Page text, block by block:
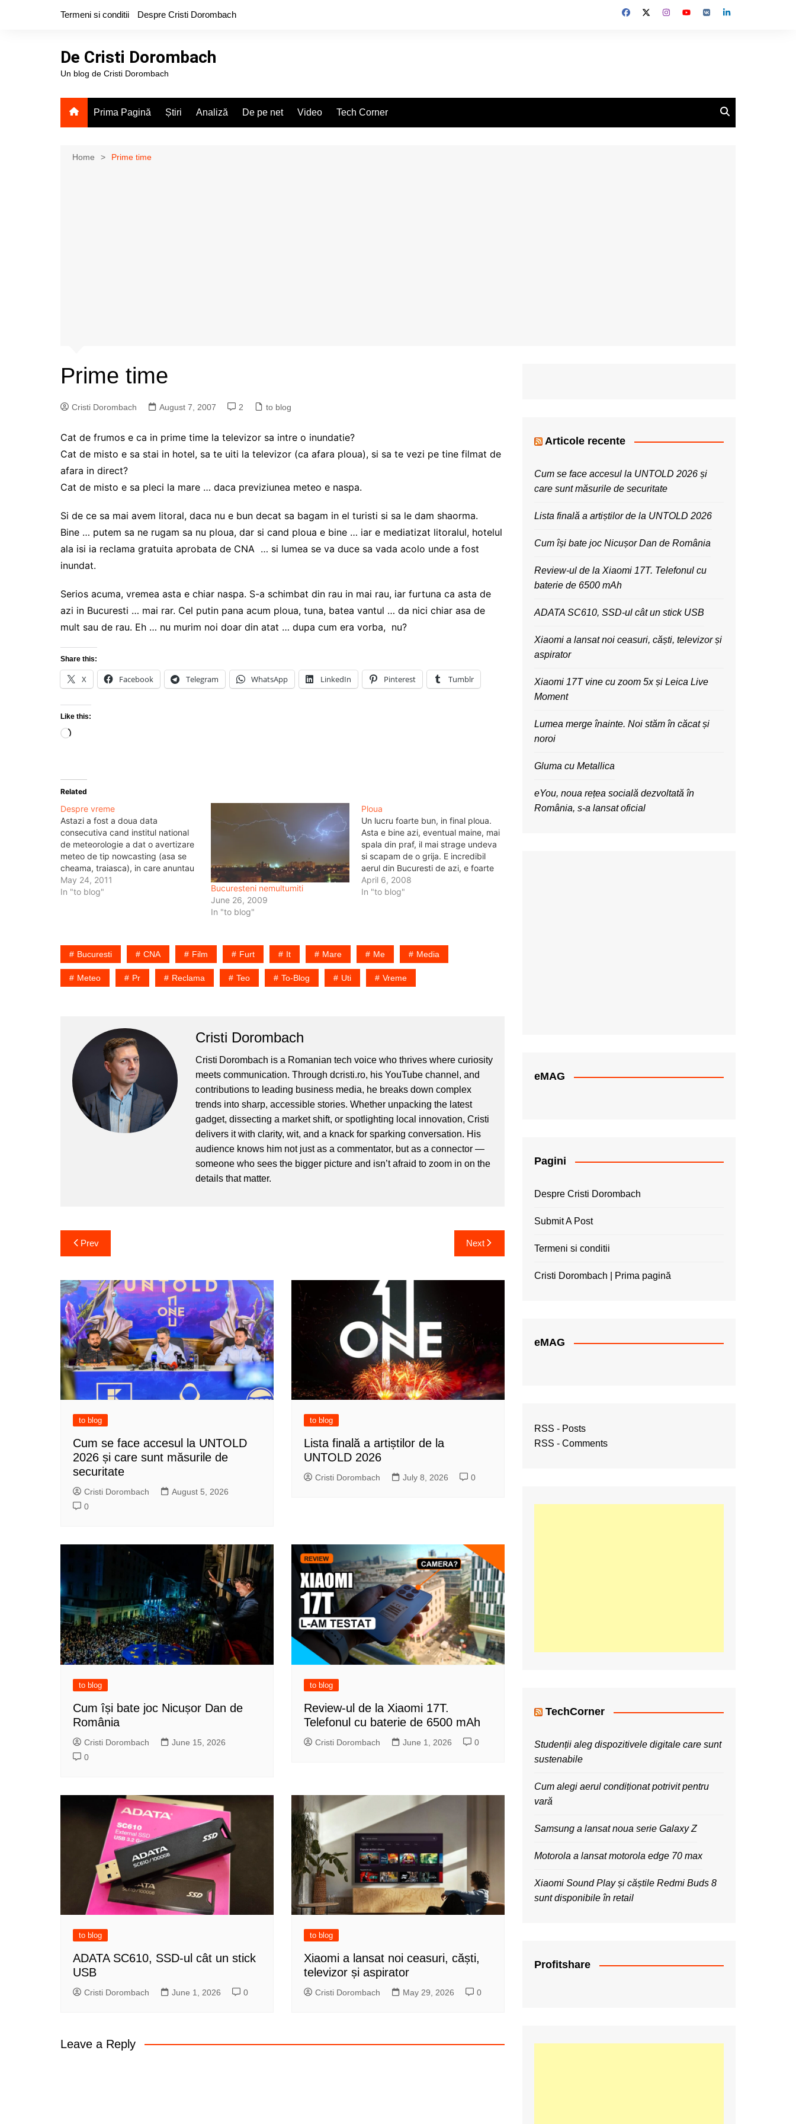
Termeni si conditii Despre Cristi Dorombach
De Cristi Dorombach
Un blog de Cristi Dorombach
Prima Pagină Știri Analiză De pe net Video Tech Corner
Home Prime time
Prime time
Cristi Dorombach August 7, 2007 2 to blog
Cat de frumos e ca in prime time la televizor sa intre o inundatie?
Cat de misto e sa stai in hotel, sa te uiti la televizor (ca afara ploua), si sa te vezi pe tine filmat de
afara in direct?
Cat de misto e sa pleci la mare … daca previziunea meteo e naspa.
Si de ce sa mai avem litoral, daca nu e bun decat sa bagam in el turisti si sa le dam shaorma.
Bine … putem sa ne rugam sa nu ploua, dar si cand ploua e bine … iar e mediatizat litoralul, hotelul
ala isi ia reclama gratuita aprobata de CNA … si lumea se va duce sa vada acolo unde a fost
inundat.
Serios acuma, vremea asta e chiar naspa. S-a schimbat din rau in mai rau, iar furtuna ca asta de
azi in Bucuresti … mai rar. Cel putin pana acum ploua, tuna, batea vantul … da nici chiar asa de
mult sau de rau. Eh … nu murim noi doar din atat … dupa cum era vorba, nu?
Share this:
X Facebook Telegram WhatsApp LinkedIn Pinterest Tumblr
Like this:
Loading…
Related
Despre vreme
Astazi a fost a doua data
consecutiva cand institul national
de meteorologie a dat o avertizare
meteo de tip nowcasting (asa se
cheama, traiasca), in care anuntau
ca in Bucuresti vor fi averse
importante, caderi de grindina si
May 24, 2011
In "to blog"
Bucuresteni nemultumiti
June 26, 2009
In "to blog"
Ploua
Un lucru foarte bun, in final ploua.
Asta e bine azi, eventual maine, mai
spala din praf, il mai strage undeva
si scapam de o grija. E incredibil
aerul din Bucuresti de azi, e foarte
misto sa te plimbi pe afara, sa stai
sa te bucuri de ploaie, sa stai…
April 6, 2008
In "to blog"
Bucuresti CNA Film Furt It Mare Me Media
Meteo Pr Reclama Teo To-Blog Uti Vreme
Cristi Dorombach
Cristi Dorombach is a Romanian tech voice who thrives where curiosity
meets communication. Through dcristi.ro, his YouTube channel, and
contributions to leading business media, he breaks down complex
trends into sharp, accessible stories. Whether unpacking the latest
gadget, dissecting a market shift, or spotlighting local innovation, Cristi
delivers it with clarity, wit, and a knack for sparking conversation. His
audience knows him not just as a commentator, but as a connector —
someone who sees the bigger picture and isn’t afraid to zoom in on the
details that matter.
Post
navigation
Prev Next
to blog
Cum se face accesul la UNTOLD
2026 și care sunt măsurile de
securitate
Cristi Dorombach
August 5, 2026
0
to blog
Lista finală a artiștilor de la
UNTOLD 2026
Cristi Dorombach July 8, 2026 0
to blog
Cum își bate joc Nicușor Dan de
România
Cristi Dorombach
June 15, 2026
0
to blog
Review-ul de la Xiaomi 17T.
Telefonul cu baterie de 6500 mAh
Cristi Dorombach June 1, 2026 0
to blog
ADATA SC610, SSD-ul cât un stick
USB
Cristi Dorombach June 1, 2026 0
to blog
Xiaomi a lansat noi ceasuri, căști,
televizor și aspirator
Cristi Dorombach May 29, 2026 0
Leave a Reply
Articole recente
Cum se face accesul la UNTOLD 2026 și
care sunt măsurile de securitate
Lista finală a artiștilor de la UNTOLD 2026
Cum își bate joc Nicușor Dan de România
Review-ul de la Xiaomi 17T. Telefonul cu
baterie de 6500 mAh
ADATA SC610, SSD-ul cât un stick USB
Xiaomi a lansat noi ceasuri, căști, televizor și
aspirator
Xiaomi 17T vine cu zoom 5x și Leica Live
Moment
Lumea merge înainte. Noi stăm în căcat și
noroi
Gluma cu Metallica
eYou, noua rețea socială dezvoltată în
România, s-a lansat oficial
eMAG
Pagini
Despre Cristi Dorombach
Submit A Post
Termeni si conditii
Cristi Dorombach | Prima pagină
eMAG
RSS - Posts
RSS - Comments
TechCorner
Studenții aleg dispozitivele digitale care sunt
sustenabile
Cum alegi aerul condiționat potrivit pentru
vară
Samsung a lansat noua serie Galaxy Z
Motorola a lansat motorola edge 70 max
Xiaomi Sound Play și căștile Redmi Buds 8
sunt disponibile în retail
Profitshare